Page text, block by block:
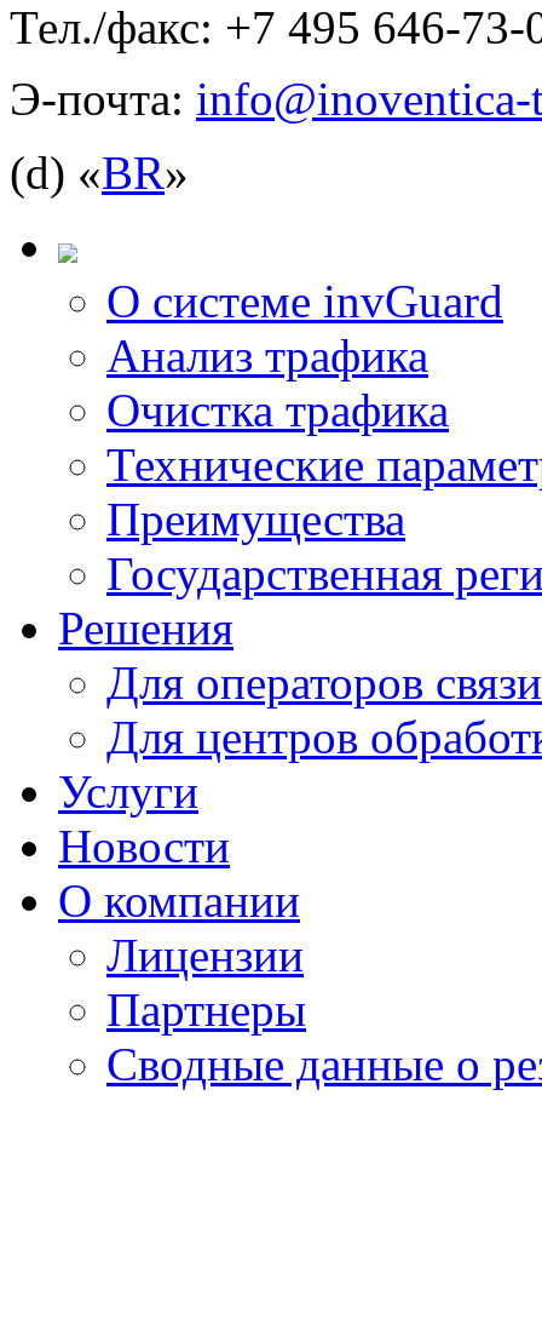
Тел./факс: +7 495 646-73-
Э-почта: info@inoventica-
(d) «BR»
О системе invGuard
Анализ трафика
Очистка трафика
Технические
Преимущества
Государственная
Решения
Для операторов связи
Для центров
Услуги
Новости
О компании
Лицензии
Партнеры
Cводные данные о